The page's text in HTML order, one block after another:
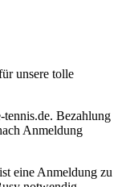
unsere tolle
Bezahlung
Anmeldung
eine Anmeldung zu